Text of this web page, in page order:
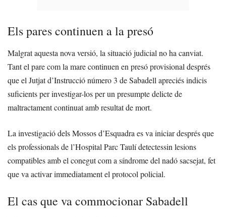
Els pares continuen a la presó
Malgrat aquesta nova versió, la situació judicial no ha canviat.
Tant el pare com la mare continuen en presó provisional després
que el Jutjat d’Instrucció número 3 de Sabadell apreciés indicis
suficients per investigar-los per un presumpte delicte de
maltractament continuat amb resultat de mort.
La investigació dels Mossos d’Esquadra es va iniciar després que
els professionals de l’Hospital Parc Taulí detectessin lesions
compatibles amb el conegut com a síndrome del nadó sacsejat, fet
que va activar immediatament el protocol policial.
El cas que va commocionar Sabadell